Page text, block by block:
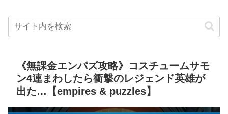
クetc…
《無課金エンパズ攻略》コスチュームサモ
ン4連まわしたら衝撃のレジェンド英雄が
出た…【empires & puzzles】